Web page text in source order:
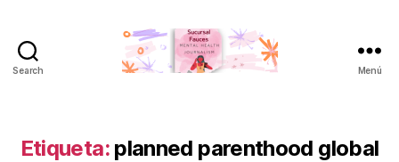
Search Menú
Etiqueta: planned parenthood global